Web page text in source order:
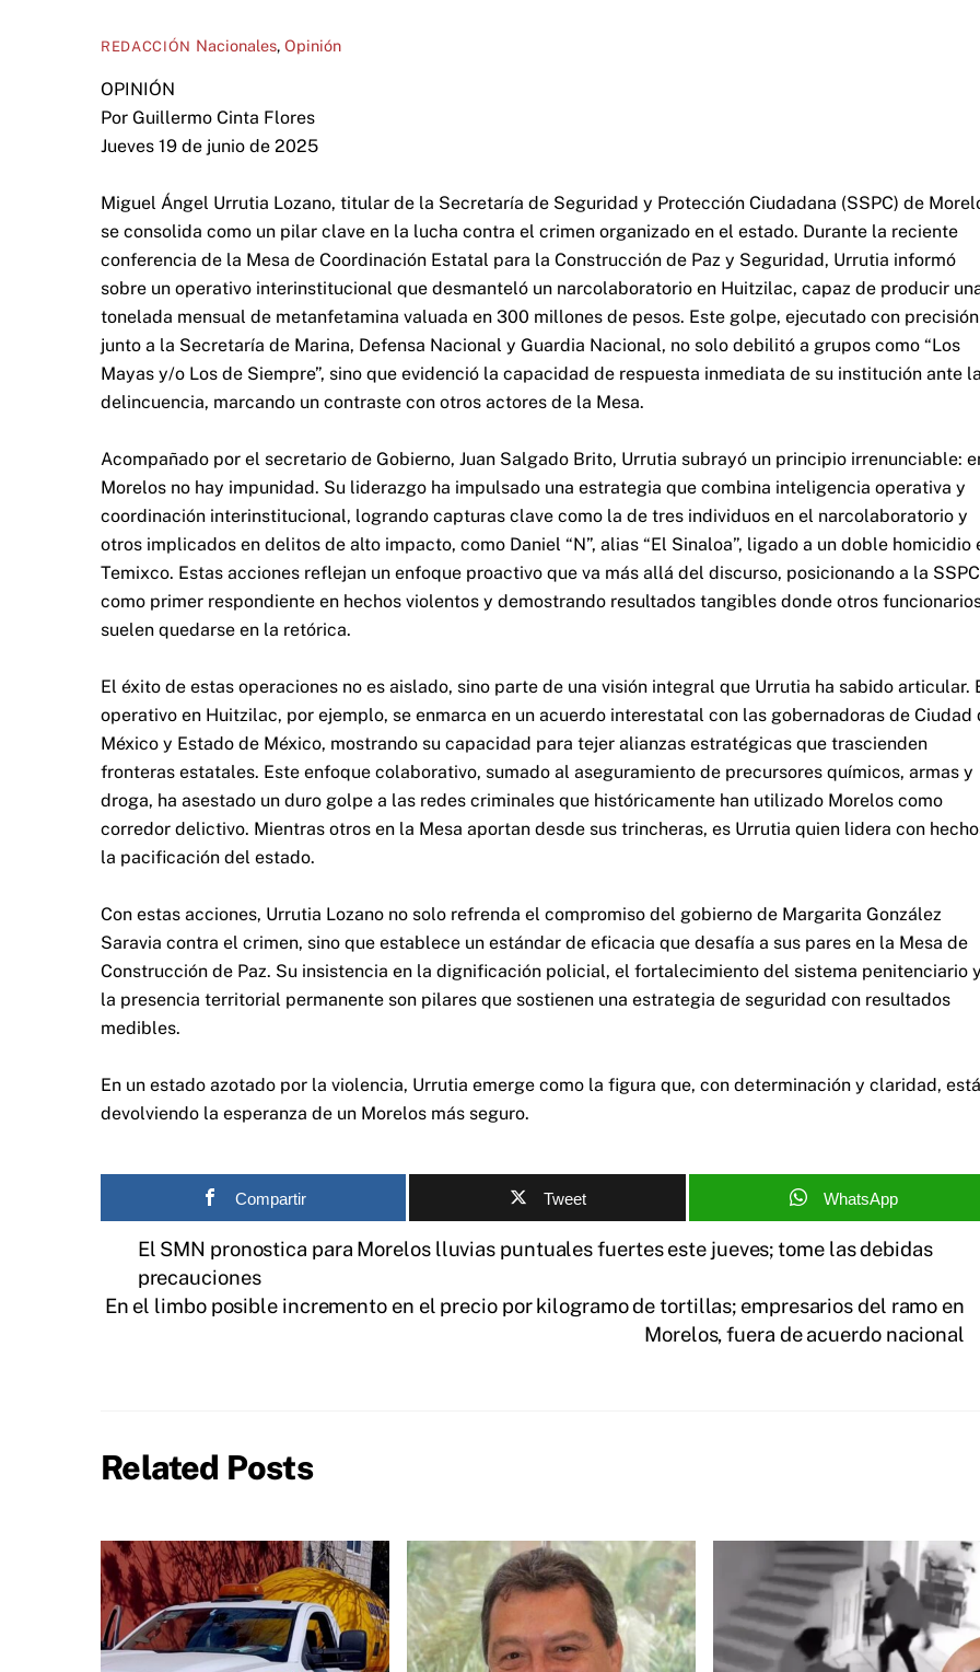
REDACCIÓN Nacionales, Opinión
OPINIÓN
Por Guillermo Cinta Flores
Jueves 19 de junio de 2025
Miguel Ángel Urrutia Lozano, titular de la Secretaría de Seguridad y Protección Ciudadana (SSPC) de
se consolida como un pilar clave en la lucha contra el crimen organizado en el estado. Durante la reciente
conferencia de la Mesa de Coordinación Estatal para la Construcción de Paz y Seguridad, Urrutia informó
sobre un operativo interinstitucional que desmanteló un narcolaboratorio en Huitzilac, capaz de producir
tonelada mensual de metanfetamina valuada en 300 millones de pesos. Este golpe, ejecutado con precisión
junto a la Secretaría de Marina, Defensa Nacional y Guardia Nacional, no solo debilitó a grupos como “Los
Mayas y/o Los de Siempre”, sino que evidenció la capacidad de respuesta inmediata de su institución ante la
delincuencia, marcando un contraste con otros actores de la Mesa.
Acompañado por el secretario de Gobierno, Juan Salgado Brito, Urrutia subrayó un principio irrenunciable:
Morelos no hay impunidad. Su liderazgo ha impulsado una estrategia que combina inteligencia operativa y
coordinación interinstitucional, logrando capturas clave como la de tres individuos en el narcolaboratorio y
otros implicados en delitos de alto impacto, como Daniel “N”, alias “El Sinaloa”, ligado a un doble homicidio
Temixco. Estas acciones reflejan un enfoque proactivo que va más allá del discurso, posicionando a la SSPC
como primer respondiente en hechos violentos y demostrando resultados tangibles donde otros
suelen quedarse en la retórica.
El éxito de estas operaciones no es aislado, sino parte de una visión integral que Urrutia ha sabido articular.
operativo en Huitzilac, por ejemplo, se enmarca en un acuerdo interestatal con las gobernadoras de Ciudad
México y Estado de México, mostrando su capacidad para tejer alianzas estratégicas que trascienden
fronteras estatales. Este enfoque colaborativo, sumado al aseguramiento de precursores químicos, armas y
droga, ha asestado un duro golpe a las redes criminales que históricamente han utilizado Morelos como
corredor delictivo. Mientras otros en la Mesa aportan desde sus trincheras, es Urrutia quien lidera con
la pacificación del estado.
Con estas acciones, Urrutia Lozano no solo refrenda el compromiso del gobierno de Margarita González
Saravia contra el crimen, sino que establece un estándar de eficacia que desafía a sus pares en la Mesa de
Construcción de Paz. Su insistencia en la dignificación policial, el fortalecimiento del sistema penitenciario y
la presencia territorial permanente son pilares que sostienen una estrategia de seguridad con resultados
medibles.
En un estado azotado por la violencia, Urrutia emerge como la figura que, con determinación y claridad, está
devolviendo la esperanza de un Morelos más seguro.
Compartir Tweet WhatsApp
El SMN pronostica para Morelos lluvias puntuales fuertes este jueves; tome las debidas
precauciones
En el limbo posible incremento en el precio por kilogramo de tortillas; empresarios del ramo en
Morelos, fuera de acuerdo nacional
Related Posts